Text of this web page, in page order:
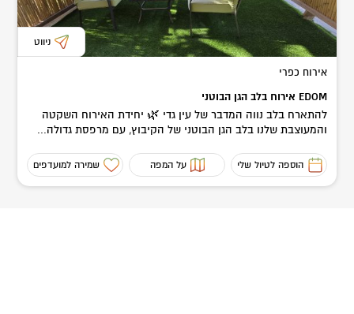
ניווט
אירוח כפרי
EDOM אירוח בלב הגן הבוטני
להתארח בלב נווה המדבר של עין גדי 🌿 יחידת האירוח השקטה
והמעוצבת שלנו בלב הגן הבוטני של הקיבוץ, עם מרפסת גדולה...
הוספה לטיול שלי על המפה שמירה למועדפים